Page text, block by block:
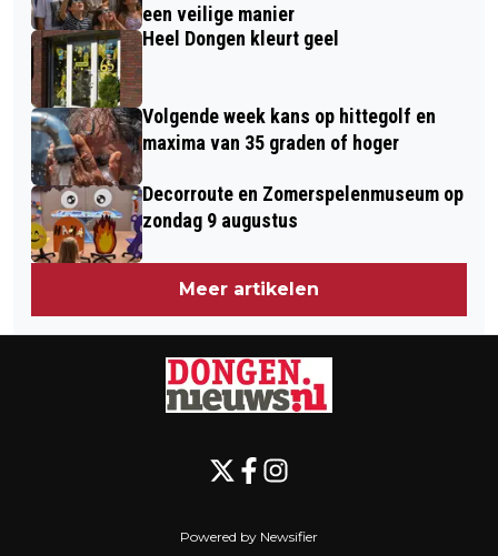
een veilige manier
Heel Dongen kleurt geel
Volgende week kans op hittegolf en
maxima van 35 graden of hoger
Decorroute en Zomerspelenmuseum op
zondag 9 augustus
Meer artikelen
Powered by Newsifier